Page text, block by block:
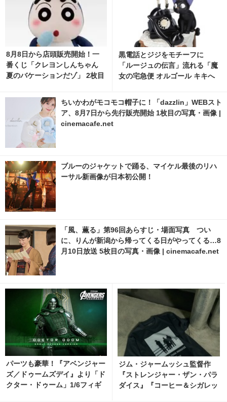
8月8日から店頭販売開始！一
番くじ「クレヨンしんちゃん
夏のバケーションだゾ」 2枚目
t
黒電話とジジをモチーフに
「ルージュの伝言」流れる「魔
女の宅急便 オルゴール キキへ
像 | cinemacafe.net
ちいかわがモコモコ帽子に！「dazzlin」WEBスト
ア、8月7日から先行販売開始 1枚目の写真・画像 |
cinemacafe.net
ブルーのジャケットで踊る、マイケル最後のリハ
ーサル新画像が日本初公開！
「風、薫る」第96回あらすじ・場面写真 つい
に、りんが新潟から帰ってくる日がやってくる…8
月10日放送 5枚目の写真・画像 | cinemacafe.net
パーツも豪華！『アベンジャー
ズ／ドゥームズデイ』より「ド
クター・ドゥーム」1/6フィギ
ジム・ジャームッシュ監督作
『ストレンジャー・ザン・パラ
ダイス』『コーヒー＆シガレッ